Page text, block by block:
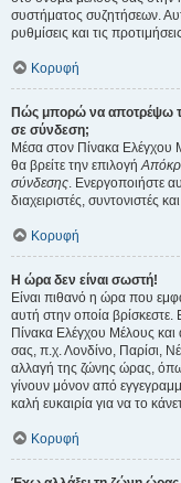
συστήματος συζητήσεων.
ρυθμίσεις και τις
Κορυφή
Πώς μπορώ να αποτρέψω
σε σύνδεση;
Μέσα στον Πίνακα Ελέγχου
θα βρείτε την επιλογή
σύνδεσης. Ενεργοποιήστε
διαχειριστές, συντονιστές
Κορυφή
Η ώρα δεν είναι σωστή!
Είναι πιθανό η ώρα που
αυτή στην οποία βρίσκεστε.
Πίνακα Ελέγχου Μέλους και
σας, π.χ. Λονδίνο, Παρίσι,
αλλαγή της ζώνης ώρας,
γίνουν μόνον από
καλή ευκαιρία για να το
Κορυφή